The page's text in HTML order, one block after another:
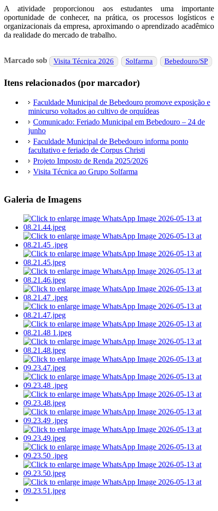
A atividade proporcionou aos estudantes uma importante
oportunidade de conhecer, na prática, os processos logísticos e
organizacionais da empresa, aproximando o aprendizado acadêmico
da realidade do mercado de trabalho.
Marcado sob Visita Técnica 2026 Solfarma Bebedouro/SP
Itens relacionados (por marcador)
Faculdade Municipal de Bebedouro promove exposição e
minicurso voltados ao cultivo de orquídeas
Comunicado: Feriado Municipal em Bebedouro – 24 de
junho
Faculdade Municipal de Bebedouro informa ponto
facultativo e feriado de Corpus Christi
Projeto Imposto de Renda 2025/2026
Visita Técnica ao Grupo Solfarma
Galeria de Imagens